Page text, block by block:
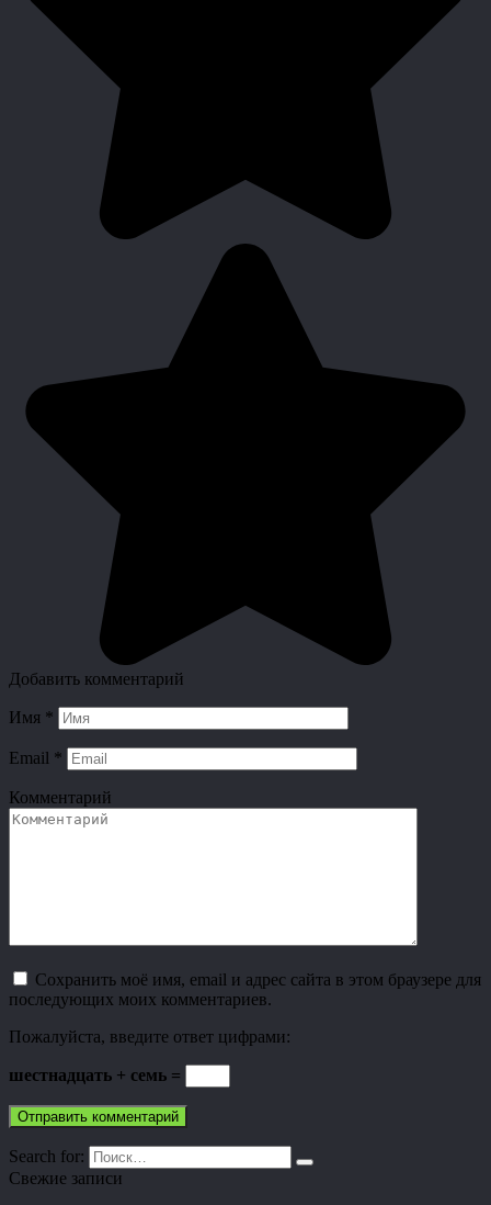
Добавить комментарий
Имя *
Email *
Комментарий
Сохранить моё имя, email и адрес сайта в этом браузере для
последующих моих комментариев.
Пожалуйста, введите ответ цифрами:
шестнадцать + семь =
Search for:
Свежие записи